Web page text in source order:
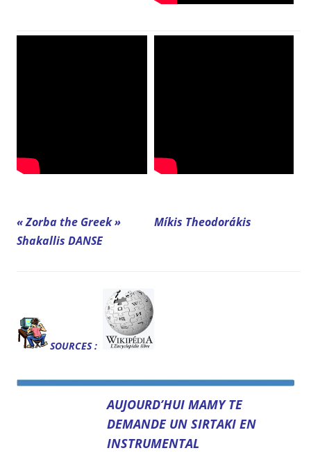
« Zorba the Greek »
Shakallis DANSE
Míkis Theodorákis
SOURCES :
AUJOURD’HUI MAMY TE
DEMANDE UN SIRTAKI EN
INSTRUMENTAL